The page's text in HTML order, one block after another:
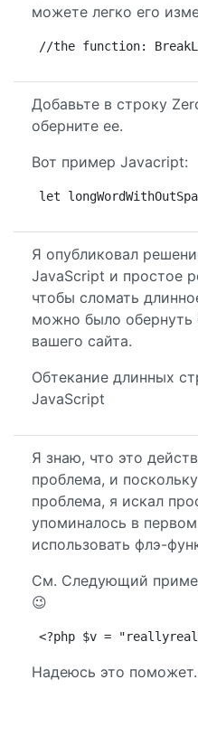
можете легко его
//the function:
Добавьте в строку
оберните ее.
Вот пример Javacript:
let
Я опубликовал
JavaScript и простое
чтобы сломать
можно было обернуть
вашего сайта.
Обтекание длинных
JavaScript
Я знаю, что это
проблема, и
проблема, я искал
упоминалось в
использовать флэ-
См. Следующий
😉
<?php $v =
Надеюсь это поможет.